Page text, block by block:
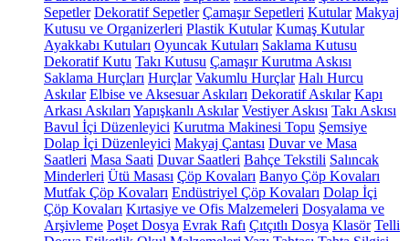
Sepetler Dekoratif Sepetler Çamaşır Sepetleri Kutular Makyaj
Kutusu ve Organizerleri Plastik Kutular Kumaş Kutular
Ayakkabı Kutuları Oyuncak Kutuları Saklama Kutusu
Dekoratif Kutu Takı Kutusu Çamaşır Kurutma Askısı
Saklama Hurçları Hurçlar Vakumlu Hurçlar Halı Hurcu
Askılar Elbise ve Aksesuar Askıları Dekoratif Askılar Kapı
Arkası Askıları Yapışkanlı Askılar Vestiyer Askısı Takı Askısı
Bavul İçi Düzenleyici Kurutma Makinesi Topu Şemsiye
Dolap İçi Düzenleyici Makyaj Çantası Duvar ve Masa
Saatleri Masa Saati Duvar Saatleri Bahçe Tekstili Salıncak
Minderleri Ütü Masası Çöp Kovaları Banyo Çöp Kovaları
Mutfak Çöp Kovaları Endüstriyel Çöp Kovaları Dolap İçi
Çöp Kovaları Kırtasiye ve Ofis Malzemeleri Dosyalama ve
Arşivleme Poşet Dosya Evrak Rafı Çıtçıtlı Dosya Klasör Telli